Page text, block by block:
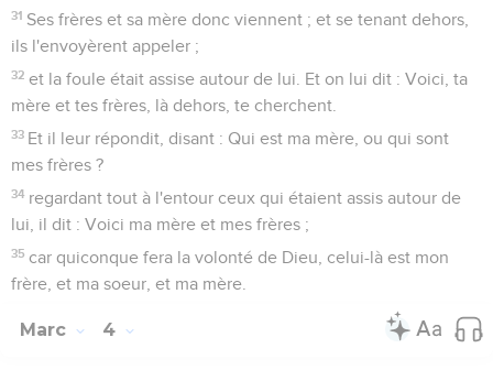
31 Ses frères et sa mère donc viennent ; et se tenant dehors,
ils l'envoyèrent appeler ;
32 et la foule était assise autour de lui. Et on lui dit : Voici, ta
mère et tes frères, là dehors, te cherchent.
33 Et il leur répondit, disant : Qui est ma mère, ou qui sont
mes frères ?
34 regardant tout à l'entour ceux qui étaient assis autour de
lui, il dit : Voici ma mère et mes frères ;
35 car quiconque fera la volonté de Dieu, celui-là est mon
frère, et ma soeur, et ma mère.
Marc 4